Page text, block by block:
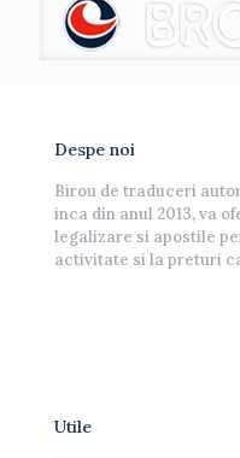
Despe noi
Birou de traduceri
inca din anul 2013, va
legalizare si apostile
activitate si la preturi
Utile